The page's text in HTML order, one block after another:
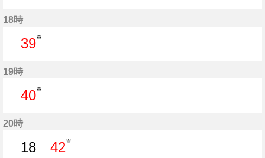
18時
39※
19時
40※
20時
18
42※